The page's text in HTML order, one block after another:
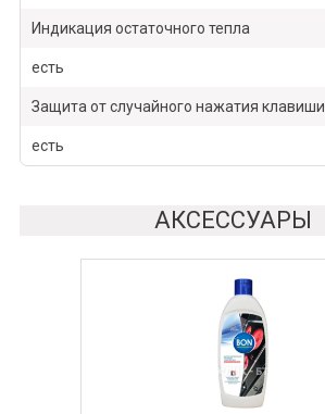
Индикация остаточного тепла
есть
Защита от случайного нажатия клавиши
есть
АКСЕССУАРЫ